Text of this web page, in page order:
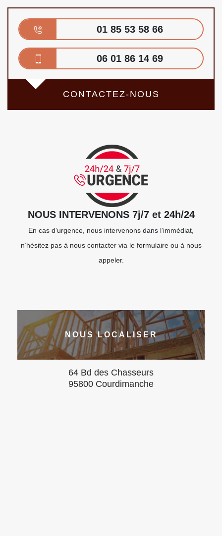
01 85 53 58 66
06 01 86 14 69
CONTACTEZ-NOUS
NOUS INTERVENONS 7j/7 et 24h/24
En cas d’urgence, nous intervenons dans l’immédiat,
n’hésitez pas à nous contacter via le formulaire ou à nous
appeler.
NOUS LOCALISER
64 Bd des Chasseurs
95800 Courdimanche